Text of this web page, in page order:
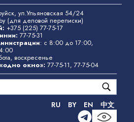
ул.Ульяновская 54/24
(для деловой переписки)
+375 (225) 77-75-17
77-75-31
: с 8:00 до 17:00,
воскресенье
окно»: 77-75-11, 77-75-04
RU BY EN 中文